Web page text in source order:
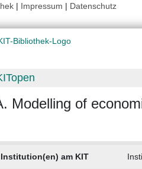
| Impressum | Datenschutz
Modelling of
am KIT